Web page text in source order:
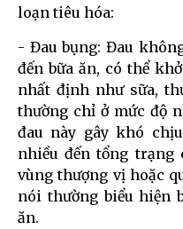
loạn tiêu hóa:
- Đau bụng: Đau
đến bữa ăn, có thể
nhất định như sữa,
thường chỉ ở mức độ
đau này gây khó
nhiều đến tổng trạng
vùng thượng vị hoặc
nói thường biểu hiện
ăn.